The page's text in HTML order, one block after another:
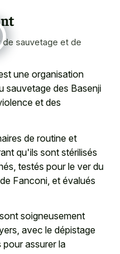
de sauvetage et de
une organisation
sauvetage des Basenji
et des
de routine et
qu'ils sont stérilisés
testés pour le ver du
Fanconi, et évalués
soigneusement
avec le dépistage
assurer la